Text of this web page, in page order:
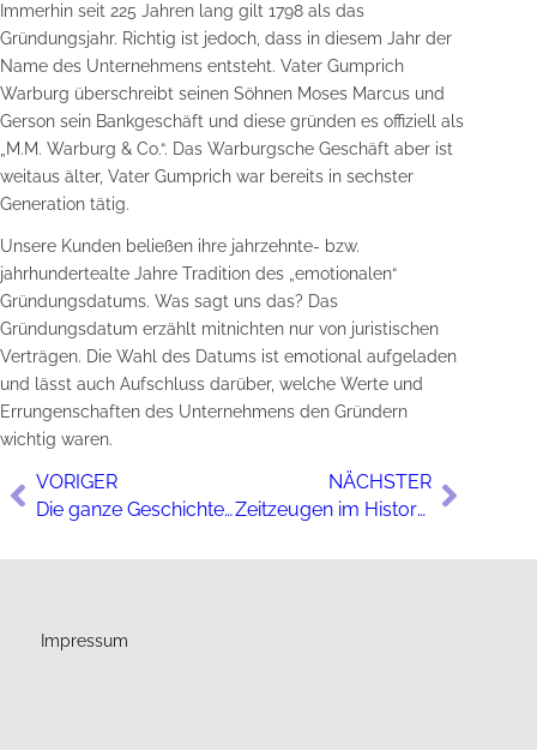
Immerhin seit 225 Jahren lang gilt 1798 als das
Gründungsjahr. Richtig ist jedoch, dass in diesem Jahr der
Name des Unternehmens entsteht. Vater Gumprich
Warburg überschreibt seinen Söhnen Moses Marcus und
Gerson sein Bankgeschäft und diese gründen es offiziell als
„M.M. Warburg & Co.“. Das Warburgsche Geschäft aber ist
weitaus älter, Vater Gumprich war bereits in sechster
Generation tätig.
Unsere Kunden beließen ihre jahrzehnte- bzw.
jahrhundertealte Jahre Tradition des „emotionalen“
Gründungsdatums. Was sagt uns das? Das
Gründungsdatum erzählt mitnichten nur von juristischen
Verträgen. Die Wahl des Datums ist emotional aufgeladen
und lässt auch Aufschluss darüber, welche Werte und
Errungenschaften des Unternehmens den Gründern
wichtig waren.
VORIGER
Die ganze Geschichte: Zum Umgang mit schwierigen Themen
NÄCHSTER
Zeitzeugen im History Marketing
Impressum